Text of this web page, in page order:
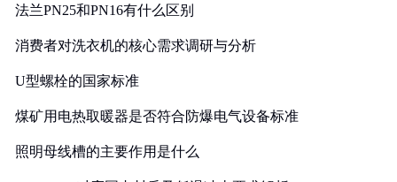
法兰PN25和PN16有什么区别
消费者对洗衣机的核心需求调研与分析
U型螺栓的国家标准
煤矿用电热取暖器是否符合防爆电气设备标准
照明母线槽的主要作用是什么